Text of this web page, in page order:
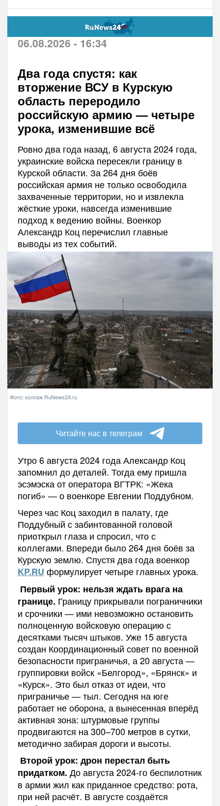
06.08.2026 - 16:34
Два года спустя: как
вторжение ВСУ в Курскую
область переродило
российскую армию — четыре
урока, изменившие всё
Ровно два года назад, 6 августа 2024 года,
украинские войска пересекли границу в
Курской области. За 264 дня боёв
российская армия не только освободила
захваченные территории, но и извлекла
жёсткие уроки, навсегда изменившие
подход к ведению войны. Военкор
Александр Коц перечислил главные
выводы из тех событий.
Фото: коллаж RuNews24.ru
Читайте нас в телеграм
Утро 6 августа 2024 года Александр Коц
запомнил до деталей. Тогда ему пришла
эсэмэска от оператора ВГТРК: «Жека
погиб» — о военкоре Евгении Поддубном.
Через час Коц заходил в палату, где
Поддубный с забинтованной головой
приоткрыл глаза и спросил, что с
коллегами. Впереди было 264 дня боёв за
Курскую землю. Спустя два года военкор
KP.RU формулирует четыре главных урока.
Первый урок: нельзя ждать врага на
границе. Границу прикрывали пограничники
и срочники — ими невозможно остановить
полноценную войсковую операцию с
десятками тысяч штыков. Уже 15 августа
создан Координационный совет по военной
безопасности приграничья, а 20 августа —
группировки войск «Белгород», «Брянск» и
«Курск». Это был отказ от идеи, что
приграничье — тыл. Сегодня на юге
работает не оборона, а вынесенная вперёд
активная зона: штурмовые группы
продвигаются на 300–700 метров в сутки,
методично забирая дороги и высоты.
Второй урок: дрон перестал быть
придатком. До августа 2024-го беспилотник
в армии жил как приданное средство: рота,
при ней расчёт. В августе создаётся